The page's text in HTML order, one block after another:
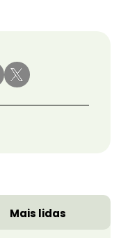
Mais lidas